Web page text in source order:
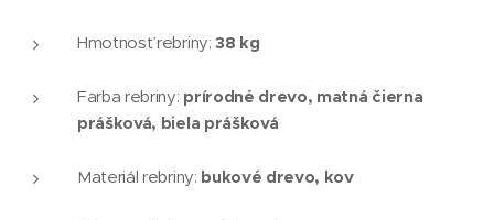
Hmotnosť rebriny:38 kg
Farba rebriny: prírodné drevo, matná čierna
prášková, biela prášková
Materiál rebriny: bukové drevo, kov